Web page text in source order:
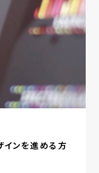
インを進める方